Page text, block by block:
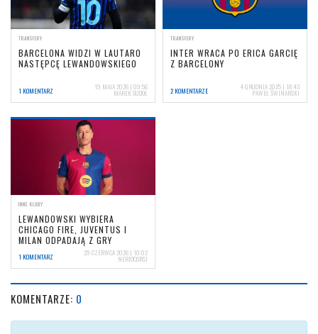
TRANSFERY
BARCELONA WIDZI W LAUTARO
NASTĘPCĘ LEWANDOWSKIEGO
1 KOMENTARZ 19 MAJA 2026 | 09:56
MAREK SUDOŁ
TRANSFERY
INTER WRACA PO ERICA GARCIĘ
Z BARCELONY
2 KOMENTARZE 4 GRUDNIA 2025 | 18:43
PAWEŁ ŚWINARSKI
INNE KLUBY
LEWANDOWSKI WYBIERA
CHICAGO FIRE, JUVENTUS I
MILAN ODPADAJĄ Z GRY
1 KOMENTARZ 29 CZERWCA 2026 | 10:02
NERIOCORSI
KOMENTARZE: 0